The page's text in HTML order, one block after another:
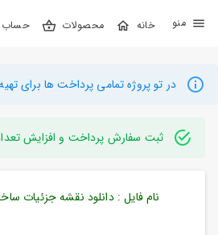
محصولات حساب کاربری
بستن
محصولات
اشتراک
در تو پروژه تمامی پرداخت ها برای تهیه
ثبت سفارش پرداخت و افزایش
نام فایل : دانلود نقشه